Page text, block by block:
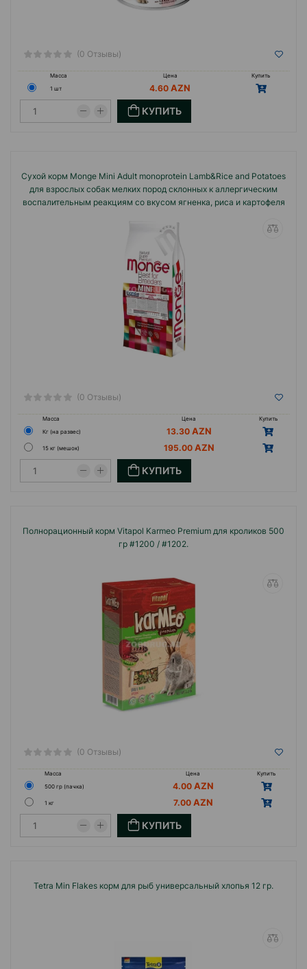
(0 Отзывы)
Масса Цена
Купить
1 шт
4.60
КУПИТЬ
Сухой корм Monge Mini Adult monoprotein Lamb&Rice and Potatoes
для взрослых собак мелких пород склонных к аллергическим
воспалительным реакциям со вкусом ягненка, риса и картофеля
(0 Отзывы)
Масса Цена
Купить
Кг (на развес)
13.30
15 кг (мешок) 195.00
КУПИТЬ
Полнорационный корм Vitapol Karmeo Premium для кроликов 500
гр #1200 / #1202.
(0 Отзывы)
Масса Цена
Купить
500 гр (пачка)
4.00
1 кг 7.00
КУПИТЬ
Tetra Min Flakes корм для рыб универсальный хлопья 12 гр.